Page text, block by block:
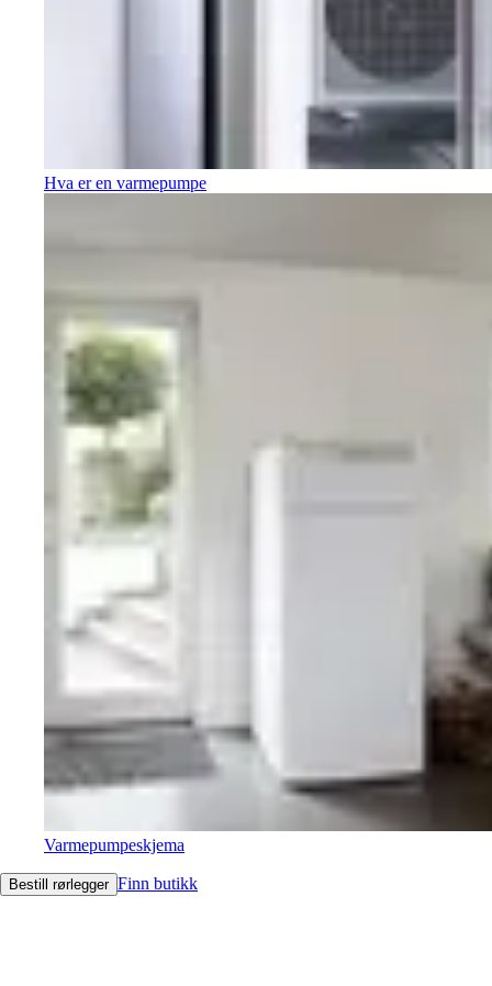
Hva er en varmepumpe
Varmepumpeskjema
Bestill rørlegger Finn butikk